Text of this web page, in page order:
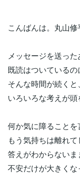
こんばんは。丸山修
メッセージを送った
既読はついているの
そんな時間が続くと、
いろいろな考えが頭
何か気に障ることを
もう気持ちは離れて
答えがわからないま
不安だけが大きくな